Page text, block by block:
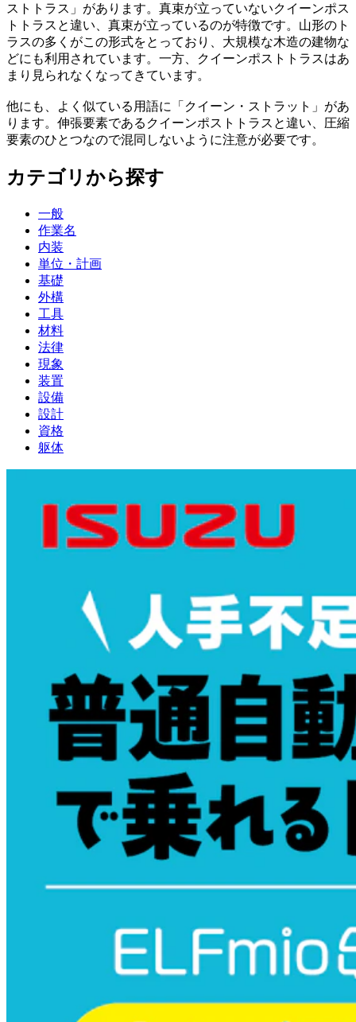
ストトラス」があります。真束が立っていないクイーンポス
トトラスと違い、真束が立っているのが特徴です。山形のト
ラスの多くがこの形式をとっており、大規模な木造の建物な
どにも利用されています。一方、クイーンポストトラスはあ
まり見られなくなってきています。
他にも、よく似ている用語に「クイーン・ストラット」があ
ります。伸張要素であるクイーンポストトラスと違い、圧縮
要素のひとつなので混同しないように注意が必要です。
カテゴリから探す
一般
作業名
内装
単位・計画
基礎
外構
工具
材料
法律
現象
装置
設備
設計
資格
躯体